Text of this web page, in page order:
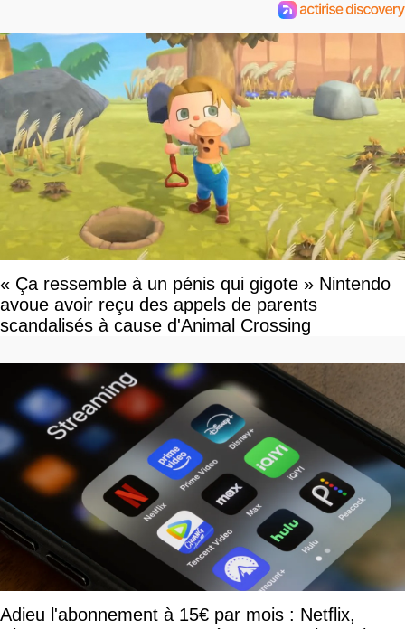
« Ça ressemble à un pénis qui gigote » Nintendo
avoue avoir reçu des appels de parents
scandalisés à cause d'Animal Crossing
Adieu l'abonnement à 15€ par mois : Netflix,